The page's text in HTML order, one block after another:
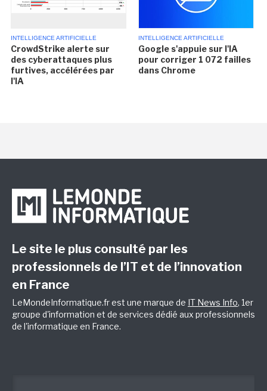
INTELLIGENCE ARTIFICIELLE
CrowdStrike alerte sur
des cyberattaques plus
furtives, accélérées par
l'IA
INTELLIGENCE ARTIFICIELLE
Google s'appuie sur l'IA
pour corriger 1 072 failles
dans Chrome
Le site le plus consulté par les
professionnels de l’IT et de l’innovation
en France
LeMondeInformatique.fr est une marque de IT News Info, 1er
groupe d'information et de services dédié aux professionnels
de l'informatique en France.